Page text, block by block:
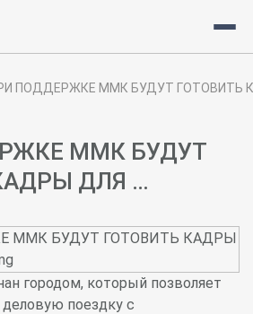
ПОДДЕРЖКЕ ММК БУДУТ ГОТОВИТЬ
ММК БУДУТ
ДЛЯ …
городом, который позволяет
поездку с